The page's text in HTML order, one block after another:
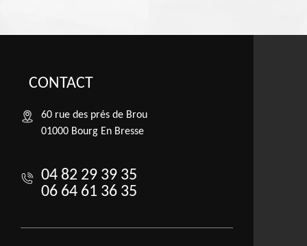
CONTACT
60 rue des prés de Brou
01000 Bourg En Bresse
04 82 29 39 35
06 64 61 36 35